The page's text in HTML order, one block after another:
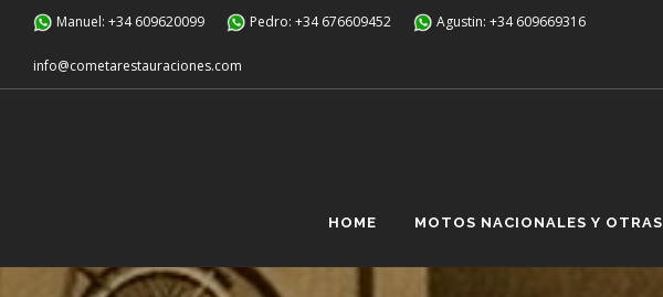
Manuel: +34 609620099 Pedro: +34 676609452 Agustin: +34 609669316
info@cometarestauraciones.com
HOME MOTOS NACIONALES Y OTRAS